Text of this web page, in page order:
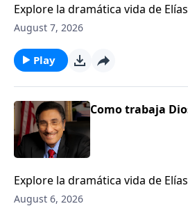
Explore la dramática vida de
ilustración de cómo Dios trabaja
August 7, 2026
Play
Como trabaja
Explore la dramática vida de
ilustración de cómo Dios trabaja
August 6, 2026